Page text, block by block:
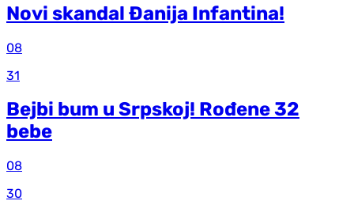
Novi skandal Đanija Infantina!
08
31
Bejbi bum u Srpskoj! Rođene 32
bebe
08
30